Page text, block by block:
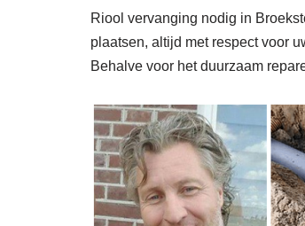
Riool vervanging nodig in
plaatsen, altijd met respect voor
Behalve voor het duurzaam